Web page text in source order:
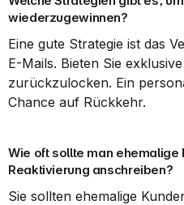
wiederzugewinnen?
Eine gute Strategie ist das
E-Mails. Bieten Sie
zurückzulocken. Ein
Chance auf Rückkehr.
Wie oft sollte man ehemalige
Reaktivierung anschreiben?
Sie sollten ehemalige